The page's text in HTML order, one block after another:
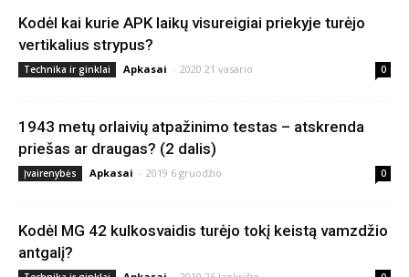
Kodėl kai kurie APK laikų visureigiai priekyje turėjo
vertikalius strypus?
Technika ir ginklai Apkasai - 2020 21 vasario 0
1943 metų orlaivių atpažinimo testas – atskrenda
priešas ar draugas? (2 dalis)
Įvairenybės Apkasai - 2019 6 gruodžio 0
Kodėl MG 42 kulkosvaidis turėjo tokį keistą vamzdžio
antgalį?